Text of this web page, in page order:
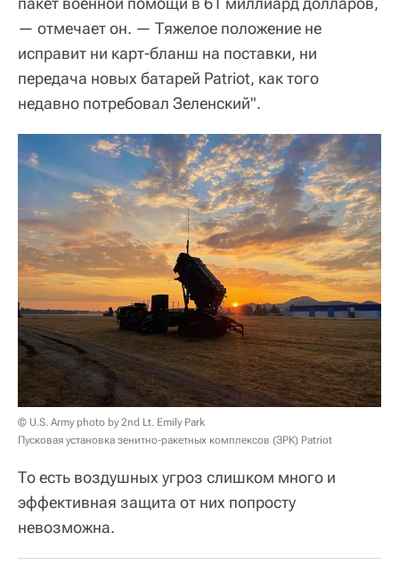
— отмечает он. — Тяжелое положение не
исправит ни карт-бланш на поставки, ни
передача новых батарей Patriot, как того
недавно потребовал Зеленский".
© U.S. Army photo by 2nd Lt. Emily Park
Пусковая установка зенитно-ракетных комплексов (ЗРК) Patriot
То есть воздушных угроз слишком много и
эффективная защита от них попросту
невозможна.